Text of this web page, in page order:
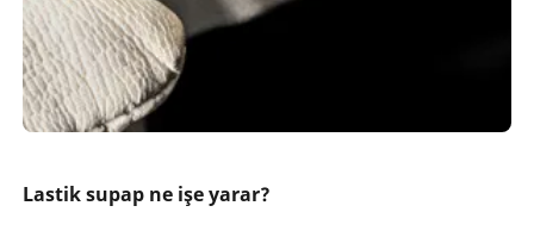
Lastik supap ne işe yarar?